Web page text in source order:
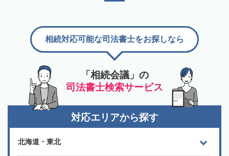
「相続会議」の
司法書士検索サービス
相続対応可能な司法書士をお探しなら
対応エリアから探す
北海道・東北